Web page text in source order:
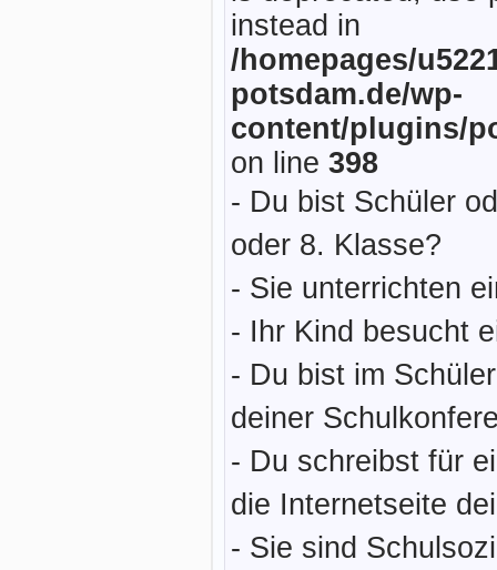
instead in
/homepages/
potsdam.de/wp-
content/plugins/
on line 398
- Du bist Schüler
oder 8. Klasse?
- Sie unterrichten
- Ihr Kind besucht
- Du bist im
deiner
- Du schreibst für
die Internetseite
- Sie sind